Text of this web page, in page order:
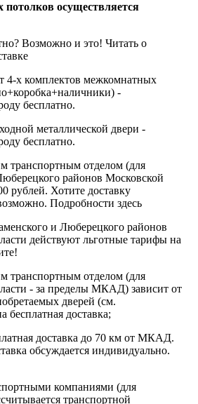
осуществляется
Возможно и это! Читать о
4-х комплектов межкомнатных
-
бесплатно.
металлической двери -
бесплатно.
транспортным отделом (для
районов Московской
рублей. Хотите доставку
Подробности здесь
и Люберецкого районов
действуют льготные тарифы на
транспортным отделом (для
- за пределы МКАД) зависит от
дверей (см.
бесплатная доставка;
доставка до 70 км от МКАД.
обсуждается индивидуально.
компаниями (для
транспортной